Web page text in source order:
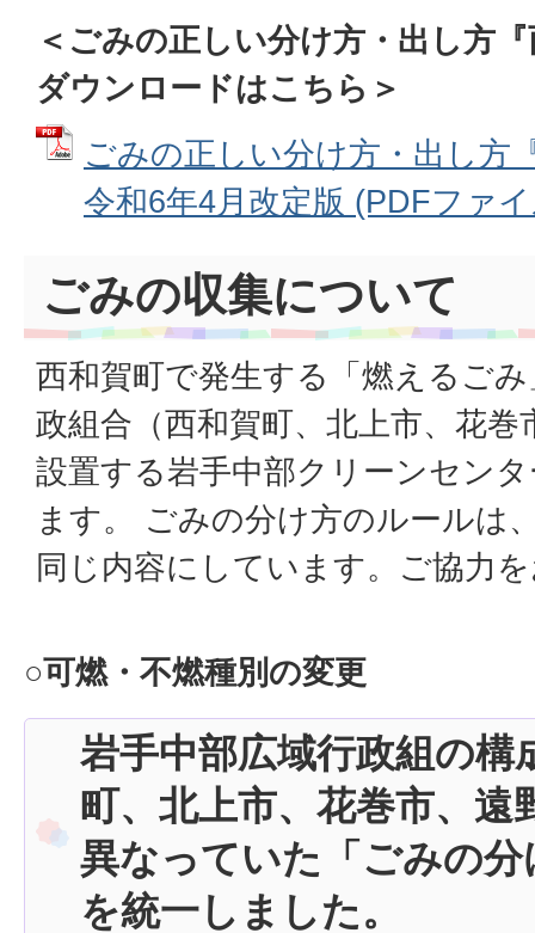
＜ごみの正しい分け方・出し方
ダウンロードはこちら＞
ごみの正しい分け方・出し方
令和6年4月改定版 (PDFファ
ごみの収集について
西和賀町で発生する「燃えるご
政組合（西和賀町、北上市、花
設置する岩手中部クリーンセン
ます。 ごみの分け方のルールは
同じ内容にしています。ご協力
○可燃・不燃種別の変更
岩手中部広域行政組の構
町、北上市、花巻市、遠
異なっていた「ごみの
を統一しました。